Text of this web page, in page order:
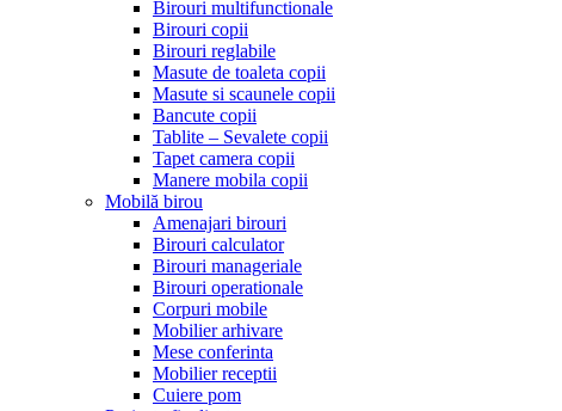
Birouri multifunctionale
Birouri copii
Birouri reglabile
Masute de toaleta copii
Masute si scaunele copii
Bancute copii
Tablite – Sevalete copii
Tapet camera copii
Manere mobila copii
Mobilă birou
Amenajari birouri
Birouri calculator
Birouri manageriale
Birouri operationale
Corpuri mobile
Mobilier arhivare
Mese conferinta
Mobilier receptii
Cuiere pom